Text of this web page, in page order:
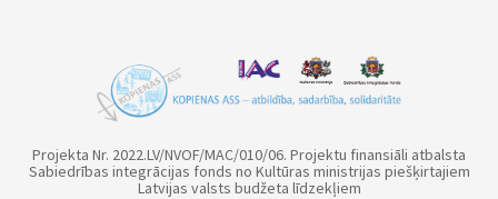
Projekta Nr. 2022.LV/NVOF/MAC/010/06. Projektu finansiāli atbalsta
Sabiedrības integrācijas fonds no Kultūras ministrijas piešķirtajiem
Latvijas valsts budžeta līdzekļiem